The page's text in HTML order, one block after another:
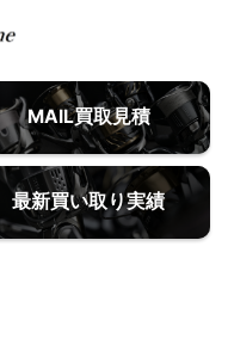
MAIL買取見積
最新買い取り実績